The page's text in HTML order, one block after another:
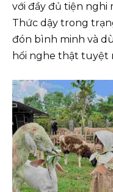
với đầy đủ tiện nghi
Thức dậy trong
đón bình minh và
hổi nghe thật tuyệt